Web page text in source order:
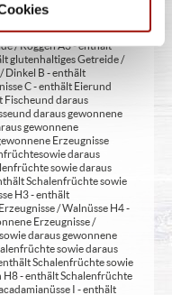
glutenhaltiges Getreide
/ Roggen A3 - enthält
glutenhaltiges Getreide /
Dinkel B - enthält
C - enthält Eier und
Fische und daraus
und daraus gewonnene
gewonnene
Erzeugnisse
sowie daraus
sowie daraus
Schalenfrüchte sowie
H3 - enthält
/ Walnüsse H4 -
Erzeugnisse /
daraus gewonnene
sowie daraus
Schalenfrüchte sowie
H8 - enthält Schalenfrüchte
I - enthält